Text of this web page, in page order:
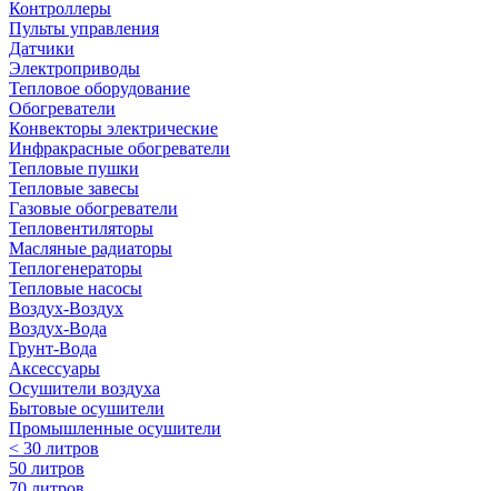
Контроллеры
Пульты управления
Датчики
Электроприводы
Тепловое оборудование
Обогреватели
Конвекторы электрические
Инфракрасные обогреватели
Тепловые пушки
Тепловые завесы
Газовые обогреватели
Тепловентиляторы
Масляные радиаторы
Теплогенераторы
Тепловые насосы
Воздух-Воздух
Воздух-Вода
Грунт-Вода
Аксессуары
Осушители воздуха
Бытовые осушители
Промышленные осушители
< 30 литров
50 литров